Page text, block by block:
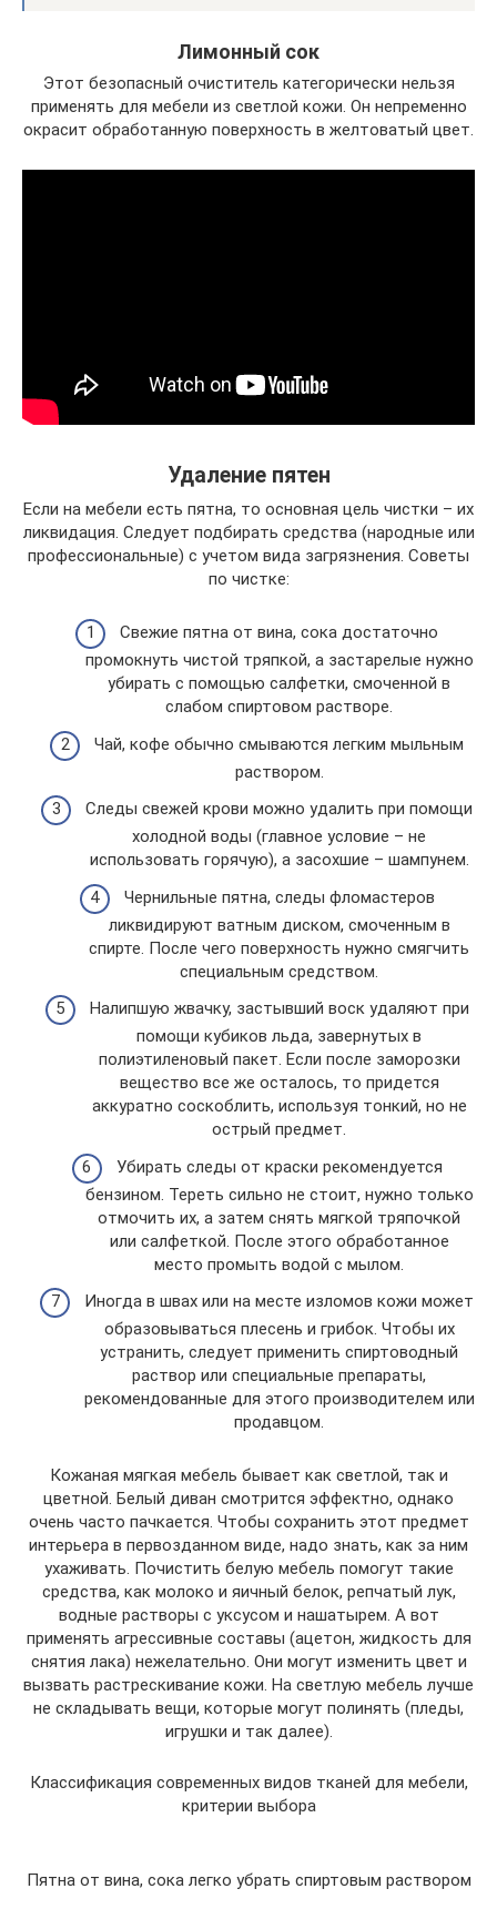
Лимонный сок
Этот безопасный очиститель категорически нельзя
применять для мебели из светлой кожи. Он непременно
окрасит обработанную поверхность в желтоватый цвет.
Удаление пятен
Если на мебели есть пятна, то основная цель чистки – их
ликвидация. Следует подбирать средства (народные или
профессиональные) с учетом вида загрязнения. Советы
по чистке:
Свежие пятна от вина, сока достаточно
промокнуть чистой тряпкой, а застарелые нужно
убирать с помощью салфетки, смоченной в
слабом спиртовом растворе.
Чай, кофе обычно смываются легким мыльным
раствором.
Следы свежей крови можно удалить при помощи
холодной воды (главное условие – не
использовать горячую), а засохшие – шампунем.
Чернильные пятна, следы фломастеров
ликвидируют ватным диском, смоченным в
спирте. После чего поверхность нужно смягчить
специальным средством.
Налипшую жвачку, застывший воск удаляют при
помощи кубиков льда, завернутых в
полиэтиленовый пакет. Если после заморозки
вещество все же осталось, то придется
аккуратно соскоблить, используя тонкий, но не
острый предмет.
Убирать следы от краски рекомендуется
бензином. Тереть сильно не стоит, нужно только
отмочить их, а затем снять мягкой тряпочкой
или салфеткой. После этого обработанное
место промыть водой с мылом.
Иногда в швах или на месте изломов кожи может
образовываться плесень и грибок. Чтобы их
устранить, следует применить спиртоводный
раствор или специальные препараты,
рекомендованные для этого производителем или
продавцом.
Кожаная мягкая мебель бывает как светлой, так и
цветной. Белый диван смотрится эффектно, однако
очень часто пачкается. Чтобы сохранить этот предмет
интерьера в первозданном виде, надо знать, как за ним
ухаживать. Почистить белую мебель помогут такие
средства, как молоко и яичный белок, репчатый лук,
водные растворы с уксусом и нашатырем. А вот
применять агрессивные составы (ацетон, жидкость для
снятия лака) нежелательно. Они могут изменить цвет и
вызвать растрескивание кожи. На светлую мебель лучше
не складывать вещи, которые могут полинять (пледы,
игрушки и так далее).
Классификация современных видов тканей для мебели,
критерии выбора
Пятна от вина, сока легко убрать спиртовым раствором